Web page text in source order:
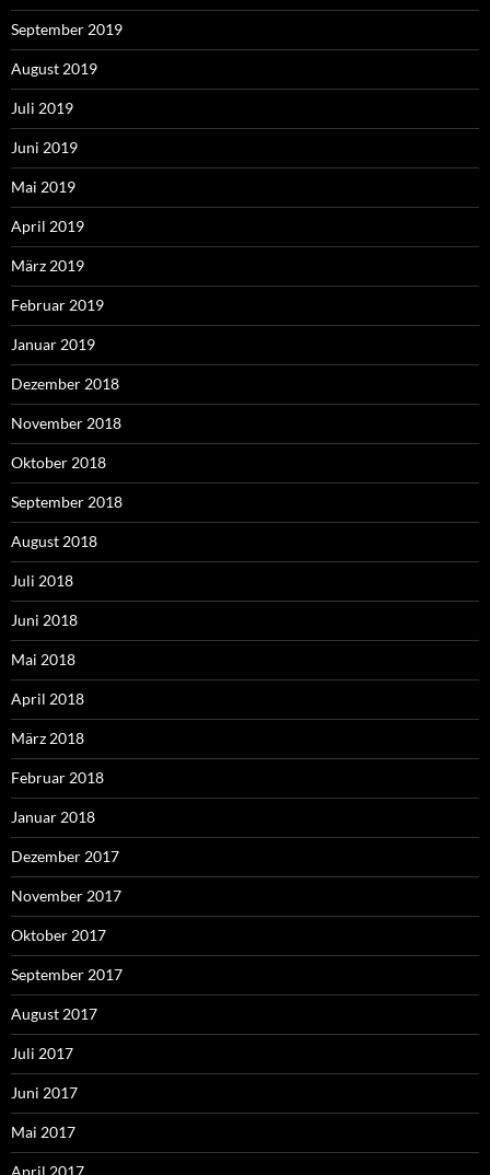
September 2019
August 2019
Juli 2019
Juni 2019
Mai 2019
April 2019
März 2019
Februar 2019
Januar 2019
Dezember 2018
November 2018
Oktober 2018
September 2018
August 2018
Juli 2018
Juni 2018
Mai 2018
April 2018
März 2018
Februar 2018
Januar 2018
Dezember 2017
November 2017
Oktober 2017
September 2017
August 2017
Juli 2017
Juni 2017
Mai 2017
April 2017